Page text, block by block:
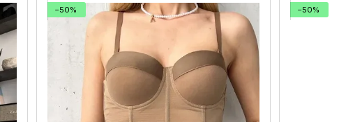
−50% −50%